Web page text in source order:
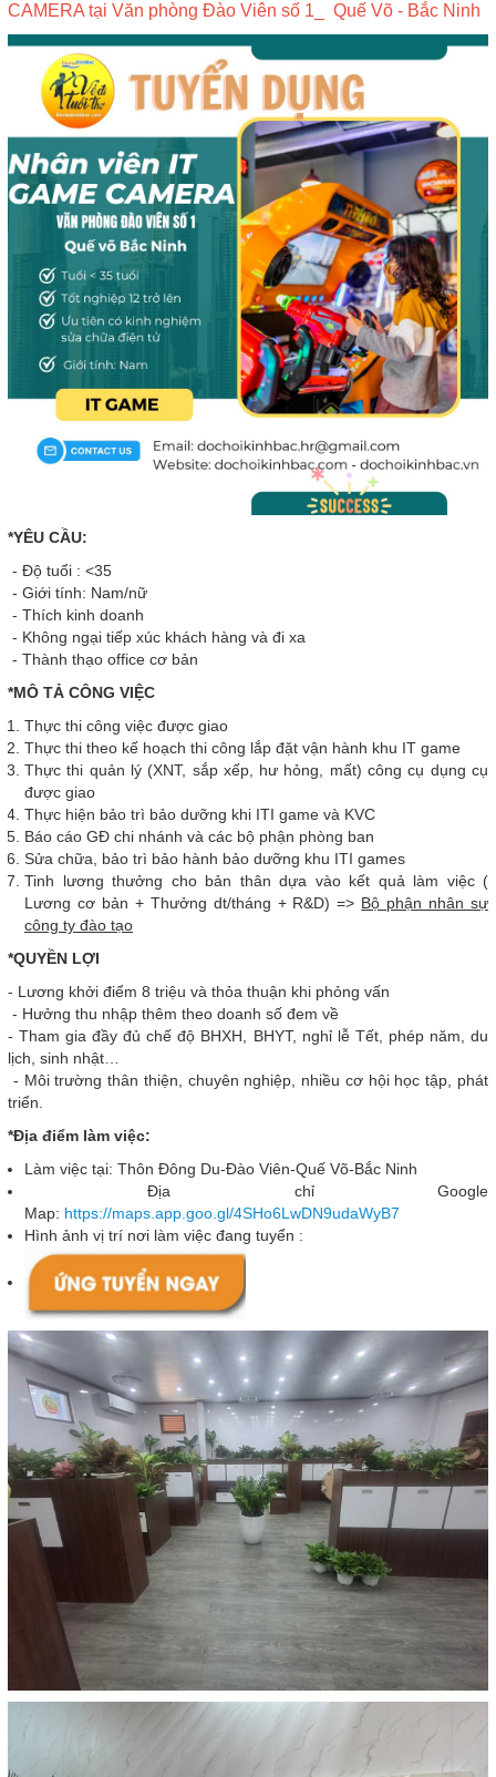
CAMERA tại Văn phòng Đào Viên số 1_ Quế Võ - Bắc Ninh
*YÊU CẦU:
- Độ tuổi : <35
- Giới tính: Nam/nữ
- Thích kinh doanh
- Không ngại tiếp xúc khách hàng và đi xa
- Thành thạo office cơ bản
*MÔ TẢ CÔNG VIỆC
Thực thi công việc được giao
Thực thi theo kế hoạch thi công lắp đặt vận hành khu IT game
Thực thi quản lý (XNT, sắp xếp, hư hỏng, mất) công cụ dụng cụ
được giao
Thực hiện bảo trì bảo dưỡng khi ITI game và KVC
Báo cáo GĐ chi nhánh và các bộ phận phòng ban
Sửa chữa, bảo trì bảo hành bảo dưỡng khu ITI games
Tinh lương thưởng cho bản thân dựa vào kết quả làm việc (
Lương cơ bản + Thưởng dt/tháng + R&D) => Bộ phận nhân sự
công ty đào tạo
*QUYỀN LỢI
- Lương khởi điểm 8 triệu và thỏa thuận khi phỏng vấn
- Hưởng thu nhập thêm theo doanh số đem về
- Tham gia đầy đủ chế độ BHXH, BHYT, nghỉ lễ Tết, phép năm, du
lịch, sinh nhật…
- Môi trường thân thiện, chuyên nghiệp, nhiều cơ hội học tập, phát
triển.
*Địa điểm làm việc:
Làm việc tại: Thôn Đông Du-Đào Viên-Quế Võ-Bắc Ninh
Địa chỉ Google
Map: https://maps.app.goo.gl/4SHo6LwDN9udaWyB7
Hình ảnh vị trí nơi làm việc đang tuyển :